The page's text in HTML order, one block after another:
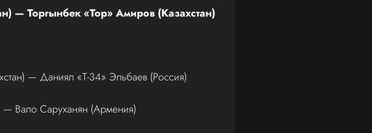
— Торгынбек «Тор» Амиров (Казахстан)
— Даниял «Т-34» Эльбаев (Россия)
— Вало Саруханян (Армения)